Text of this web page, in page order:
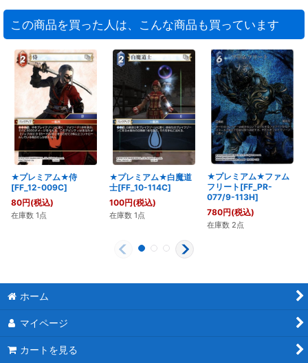
この商品を買った人は、こんな商品も買っています
★プレミアム★侍
[FF_12-009C]
80円(税込)
在庫数 1点
★プレミアム★白魔道
士[FF_10-114C]
100円(税込)
在庫数 1点
★プレミアム★ファム
フリート[FF_PR-
077/9-113H]
780円(税込)
在庫数 2点
ホーム
マイページ
カートを見る